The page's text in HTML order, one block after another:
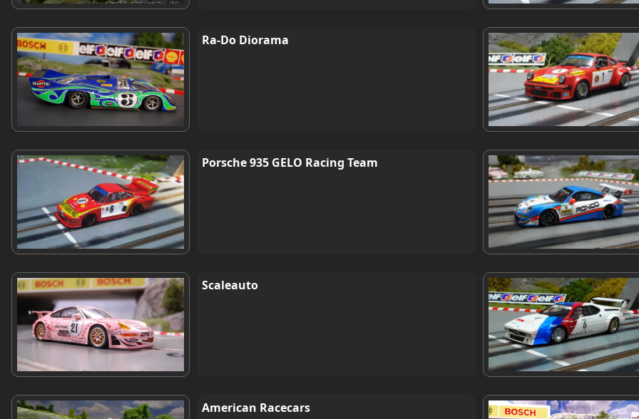
Ra-Do Diorama
Porsche 935 GELO Racing Team
Scaleauto
American Racecars